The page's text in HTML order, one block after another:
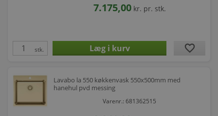
7.175,00 kr. pr. stk.
stk. favorite
Lavabo la 550 køkkenvask 550x500mm med
hanehul pvd messing
Varenr.: 681362515